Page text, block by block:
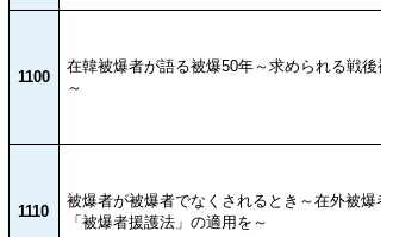
1100
在韓被爆者が語る被爆50年～求められる戦後補
～
1110
被爆者が被爆者でなくされるとき～在外被爆者
「被爆者援護法」の適用を～